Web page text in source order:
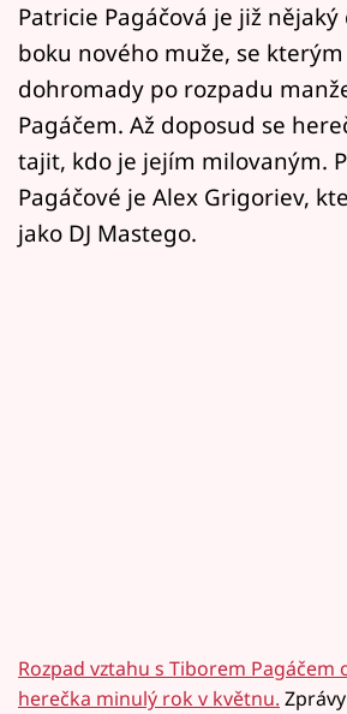
Sledujte nás
Patricie Pagáčová je již
boku nového muže, se kterým
dohromady po rozpadu
Pagáčem. Až doposud se
tajit, kdo je jejím milovaným.
Pagáčové je Alex Grigoriev,
jako DJ Mastego.
Rozpad vztahu s Tiborem Pagáčem
herečka minulý rok v květnu.